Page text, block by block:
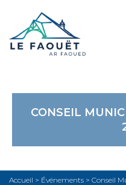
CONSEIL
Accueil > Événements > Conseil